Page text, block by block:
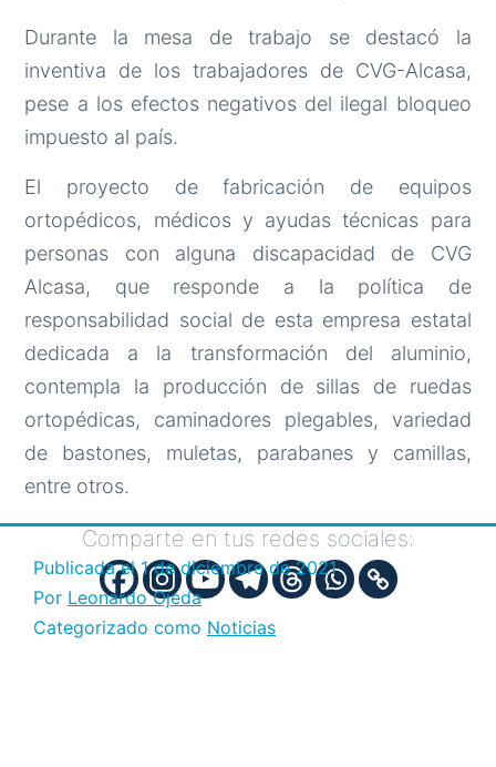
Durante la mesa de trabajo se destacó la
inventiva de los trabajadores de CVG-Alcasa,
pese a los efectos negativos del ilegal bloqueo
impuesto al país.
El proyecto de fabricación de equipos
ortopédicos, médicos y ayudas técnicas para
personas con alguna discapacidad de CVG
Alcasa, que responde a la política de
responsabilidad social de esta empresa estatal
dedicada a la transformación del aluminio,
contempla la producción de sillas de ruedas
ortopédicas, caminadores plegables, variedad
de bastones, muletas, parabanes y camillas,
entre otros.
Comparte en tus redes sociales:
Publicada el 1 de diciembre de 2021
Por Leonardo Ojeda
Categorizado como Noticias